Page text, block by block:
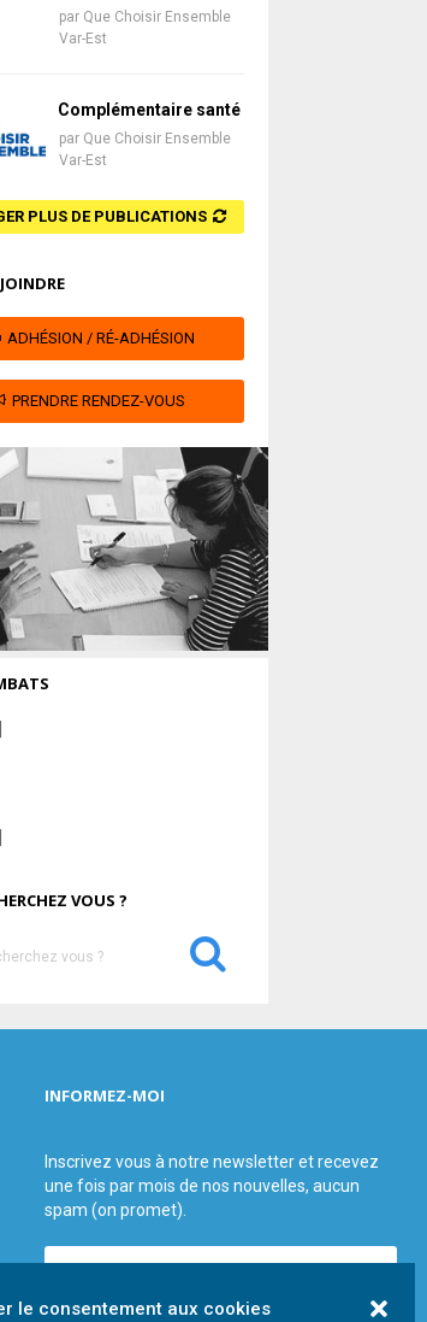
le consentement aux cookies
par Que Choisir Ensemble
Var-Est
Complémentaire santé
par Que Choisir Ensemble
Var-Est
PLUS DE PUBLICATIONS
ADHÉSION / RÉ-ADHÉSION
PRENDRE RENDEZ-VOUS
VOUS ?
R
H
INFORMEZ-MOI
Inscrivez vous à notre newsletter et recevez
une fois par mois de nos nouvelles, aucun
spam (on promet).